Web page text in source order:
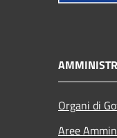
Organi di
Aree